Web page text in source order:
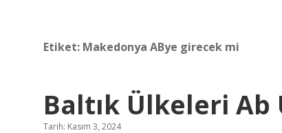
Etiket: Makedonya ABye girecek mi
Baltık Ülkeleri Ab
Tarih: Kasım 3, 2024